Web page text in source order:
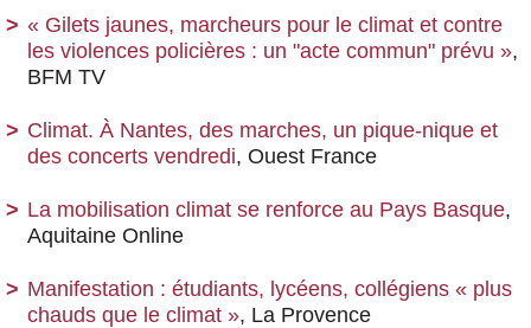
« Gilets jaunes, marcheurs pour le climat et contre
les violences policières : un "acte commun" prévu »,
BFM TV
Climat. À Nantes, des marches, un pique-nique et
des concerts vendredi, Ouest France
La mobilisation climat se renforce au Pays Basque,
Aquitaine Online
Manifestation : étudiants, lycéens, collégiens « plus
chauds que le climat », La Provence